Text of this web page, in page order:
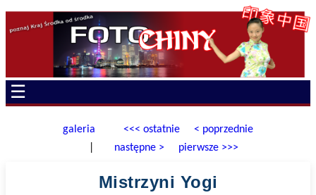
☰
galeria <<< ostatnie
< poprzednie
następne > pierwsze >>>
Mistrzyni Yogi